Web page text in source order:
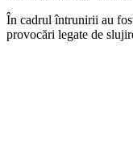
În cadrul întrunirii au
provocări legate de